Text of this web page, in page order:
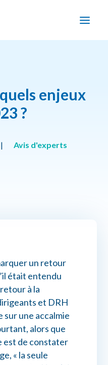
enjeux
?
| Avis d'experts
un retour
était entendu
retour à la
et DRH
une accalmie
alors que
est de constater
« la seule